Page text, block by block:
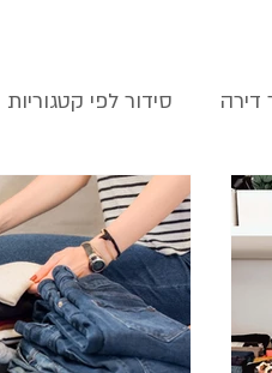
דירה סידור לפי קטגוריות
סדר במטבח
מלחמה הרגלים